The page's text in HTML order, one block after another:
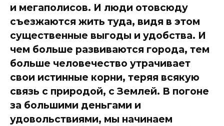
и мегаполисов. И люди отовсюду
съезжаются жить туда, видя в этом
существенные выгоды и удобства. И
чем больше развиваются города, тем
больше человечество утрачивает
свои истинные корни, теряя всякую
связь с природой, с Землей. В погоне
за большими деньгами и
удовольствиями, мы начинаем